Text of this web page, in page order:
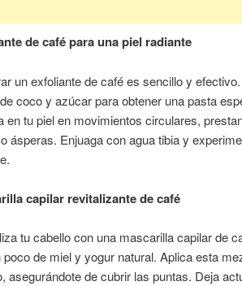
de café para una piel radiante
un exfoliante de café es sencillo y
coco y azúcar para obtener una pasta
en tu piel en movimientos circulares,
ásperas. Enjuaga con agua tibia y
capilar revitalizante de café
tu cabello con una mascarilla capilar de
poco de miel y yogur natural. Aplica esta
asegurándote de cubrir las puntas. Deja